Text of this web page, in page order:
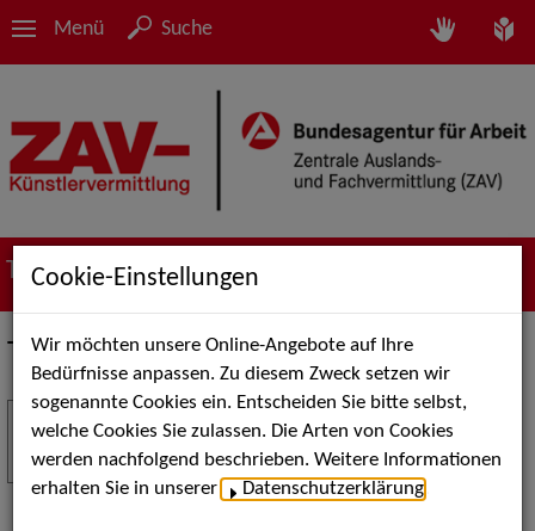
Menü Suche
Termine
Termine
Stuttgart Street Art
Kunst, Live-Acts und Aktionen für Kinder und
Familien. Die Stuttgart Street Art verwandelt den
18
JUL
Cookie-Einstellungen
Wir möchten unsere Online-Angebote auf Ihre
Bedürfnisse anpassen. Zu diesem Zweck setzen wir
sogenannte Cookies ein. Entscheiden Sie bitte selbst,
welche Cookies Sie zulassen. Die Arten von Cookies
werden nachfolgend beschrieben. Weitere Informationen
erhalten Sie in unserer
Datenschutzerklärung